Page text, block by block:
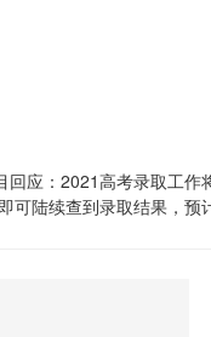
回应：2021高考录取工
可陆续查到录取结果，预